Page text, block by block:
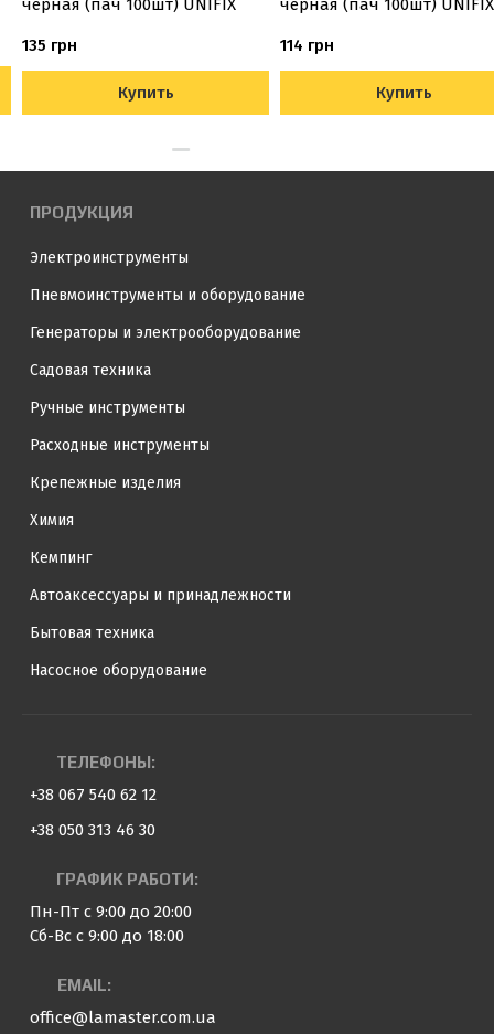
черная (пач 100шт) UNIFIX
135 грн
Купить
черная (пач 100шт) UNIFIX
114 грн
Купить
ПРОДУКЦИЯ
Электроинструменты
Пневмоинструменты и оборудование
Генераторы и электрооборудование
Садовая техника
Ручные инструменты
Расходные инструменты
Крепежные изделия
Химия
Кемпинг
Автоаксессуары и принадлежности
Бытовая техника
Насосное оборудование
ТЕЛЕФОНЫ:
+38 067 540 62 12
+38 050 313 46 30
ГРАФИК РАБОТИ:
Пн-Пт с 9:00 до 20:00
Сб-Вс с 9:00 до 18:00
EMAIL:
office@lamaster.com.ua